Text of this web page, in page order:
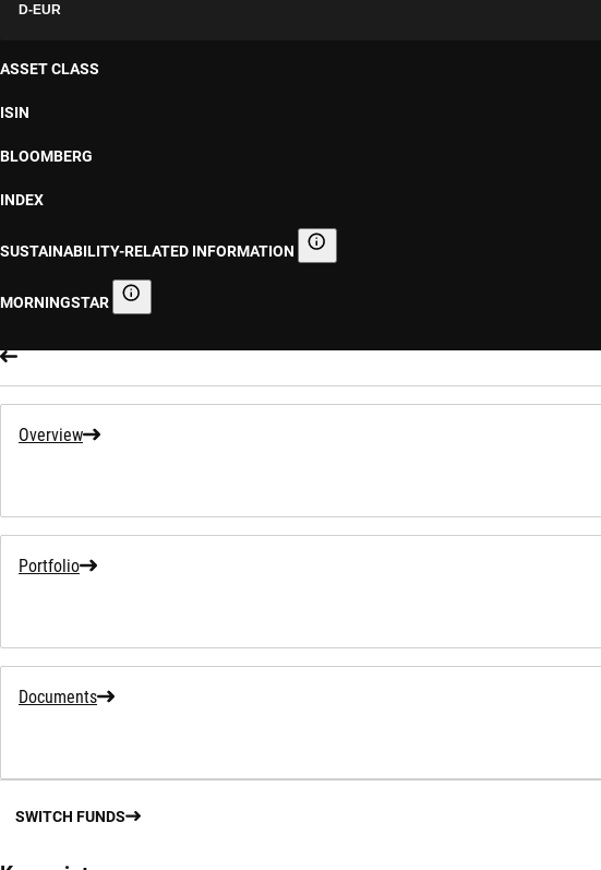
D-EUR
ASSET CLASS
ISIN
BLOOMBERG
INDEX
SUSTAINABILITY-RELATED INFORMATION Sustainability-related information
MORNINGSTAR Morningstar
Overview
Portfolio
Documents
SWITCH FUNDS